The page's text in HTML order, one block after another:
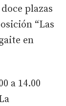
plazas
“Las
en
a 14.00